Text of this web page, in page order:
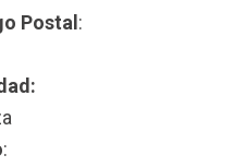
Postal:
: